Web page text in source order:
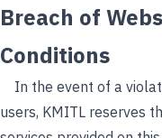
Breach of
Conditions
In the event of a
users, KMITL reserves